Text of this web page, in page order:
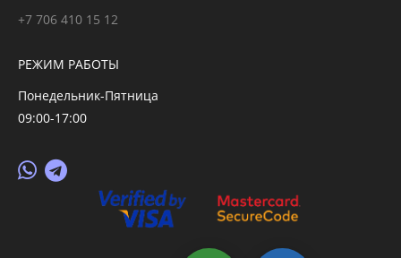
+7 706 410 15 12
РЕЖИМ РАБОТЫ
Понедельник-Пятница
09:00-17:00